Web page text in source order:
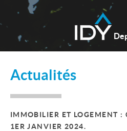
Nos valeurs
Nos actualités
Les témoignages
Actualités
IMMOBILIER ET LOGEMENT :
1ER JANVIER 2024.